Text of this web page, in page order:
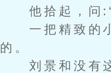
他拾起，问:“
一把精致的小
的。
刘景和没有这